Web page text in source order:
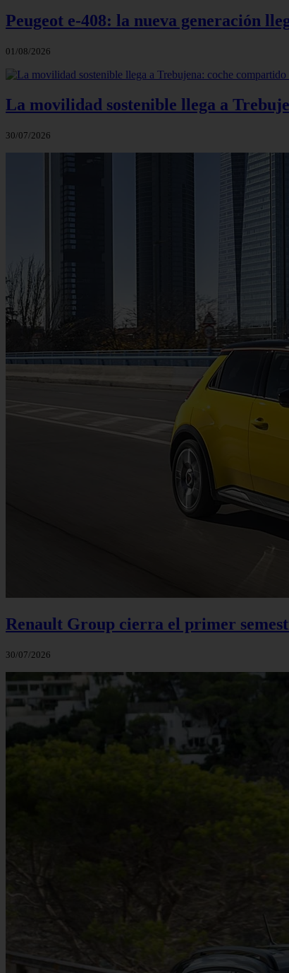
Peugeot e-408: la nueva generación
01/08/2026
La movilidad sostenible llega a
30/07/2026
Renault Group cierra el primer
30/07/2026